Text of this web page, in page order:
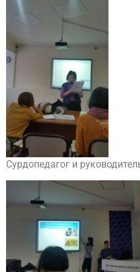
Сурдопедагог и